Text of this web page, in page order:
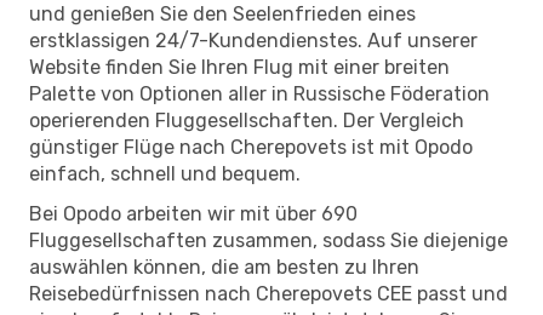
und genießen Sie den Seelenfrieden eines
erstklassigen 24/7-Kundendienstes. Auf unserer
Website finden Sie Ihren Flug mit einer breiten
Palette von Optionen aller in Russische Föderation
operierenden Fluggesellschaften. Der Vergleich
günstiger Flüge nach Cherepovets ist mit Opodo
einfach, schnell und bequem.
Bei Opodo arbeiten wir mit über 690
Fluggesellschaften zusammen, sodass Sie diejenige
auswählen können, die am besten zu Ihren
Reisebedürfnissen nach Cherepovets CEE passt und